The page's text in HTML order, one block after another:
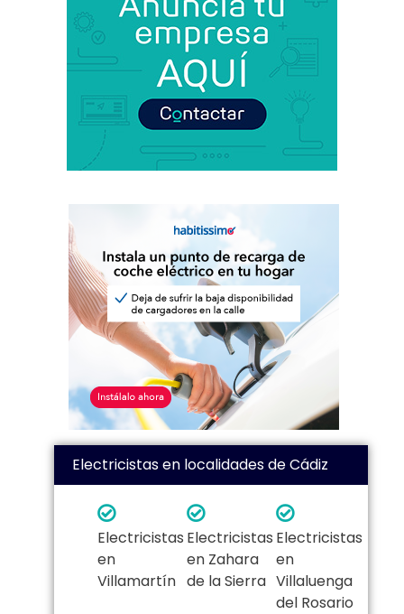
Electricistas en localidades de Cádiz
Electricistas
en
Villamartín
Electricistas
en Zahara
de la Sierra
Electricistas
en
Villaluenga
del Rosario